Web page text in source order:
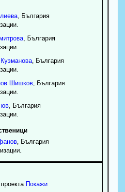
, България
, България
Кузманова, България
Шишков, България
, България
, България
Покажи